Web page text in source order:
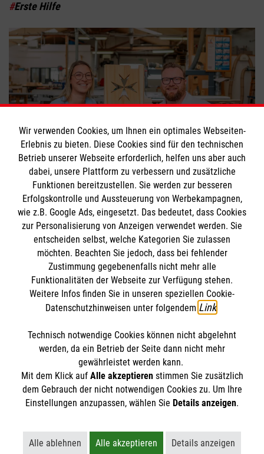
STORIES
HILFREICH
ENGAGEMENT
#Erste Hilfe
Mit Handwerk in die Zukunft
Wie die Arbeit mit den eigenen Händen aus der Krise hilft,
erfährst du hier.
Engagement im Job #Inklusion #Jugendhilfe
WEITERE ARTIKEL
Themenübersicht Über diesen Hub
Kontakt Impressum
Datenschutz Malteser.de
Wir verwenden Cookies, um Ihnen ein optimales Webseiten-
Erlebnis zu bieten. Diese Cookies sind für den technischen
Betrieb unserer Webseite erforderlich, helfen uns aber auch
dabei, unsere Plattform zu verbessern und zusätzliche
Funktionen bereitzustellen. Sie werden zur besseren
Erfolgskontrolle und Aussteuerung von Werbekampagnen,
wie z.B. Google Ads, eingesetzt. Das bedeutet, dass Cookies
zur Personalisierung von Anzeigen verwendet werden. Sie
entscheiden selbst, welche Kategorien Sie zulassen
möchten. Beachten Sie jedoch, dass bei fehlender
Zustimmung gegebenenfalls nicht mehr alle
Funktionalitäten der Webseite zur Verfügung stehen.
Weitere Infos finden Sie in unseren speziellen Cookie-
Datenschutzhinweisen unter folgendem Link
Technisch notwendige Cookies können nicht abgelehnt
werden, da ein Betrieb der Seite dann nicht mehr
gewährleistet werden kann.
Mit dem Klick auf Alle akzeptierenstimmen Sie zusätzlich
dem Gebrauch der nicht notwendigen Cookies zu. Um Ihre
Einstellungen anzupassen, wählen Sie Details anzeigen.
Alle ablehnen
Alle akzeptieren
Details anzeigen